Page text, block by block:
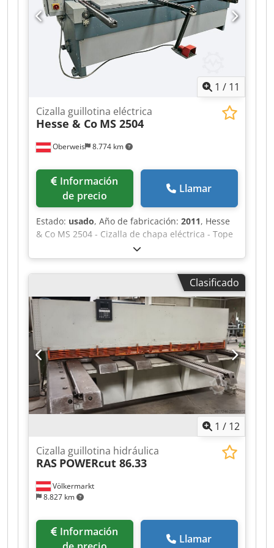
1 / 11
Oberweis 8.774 km
Cizalla guillotina eléctrica
Hesse & Co MS 2504
de precio
Llamar
Estado: usado, Año de fabricación: 2011, Hesse
& Co MS 2504 - Cizalla de chapa eléctrica - Tope
trasero eléctrico de 750 mm - Ajuste manual del
espacio de corte - 1 juego de cuchillas de
repuesto - Manual de instrucciones - Año de
fabricación: 2011 Datos técnicos - Capacidad de
corte: 4 mm - Longitud de corte: 2550 mm -
Ángulo de corte: 1° 30' - Número de ciclos por
minuto: 42 - Ancho de la mesa: 450 mm - Altura
de la mesa: 800 mm - Tope trasero (longitud
máxima): 750 / 100 mm - Potencia del motor: 7,5
kW - Tensión de funcionamiento: 400 V -
Dimensiones (ancho x alto x profundidad): 3050
x 1330 x 2260 mm Djdpfxezi A Rus Aftjkr - Peso:
3300 kg
Clasificado
1 / 12
Völkermarkt
8.827 km
Cizalla guillotina hidráulica
RAS POWERcut 86.33
Llamar